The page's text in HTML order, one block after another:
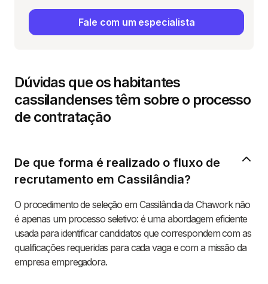
Dúvidas que os habitantes
cassilandenses têm sobre o processo
de contratação
De que forma é realizado o fluxo de
recrutamento em Cassilândia?
O procedimento de seleção em Cassilândia da Chawork não
é apenas um processo seletivo: é uma abordagem eficiente
usada para identificar candidatos que correspondem com as
qualificações requeridas para cada vaga e com a missão da
empresa empregadora.
Fale com um especialista